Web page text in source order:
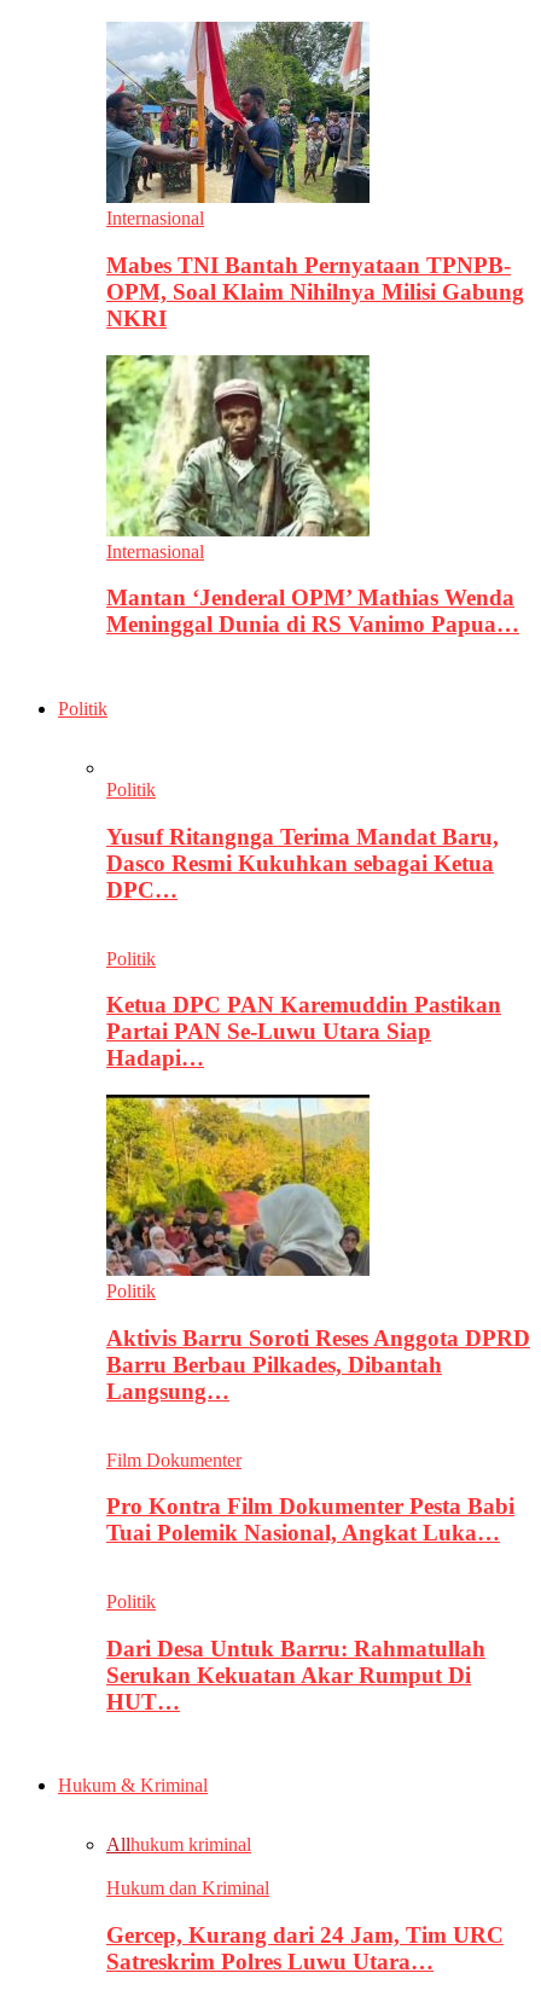
Internasional
Mabes TNI Bantah Pernyataan TPNPB-
OPM, Soal Klaim Nihilnya Milisi Gabung
NKRI
Internasional
Mantan ‘Jenderal OPM’ Mathias Wenda
Meninggal Dunia di RS Vanimo Papua…
Politik
Politik
Yusuf Ritangnga Terima Mandat Baru,
Dasco Resmi Kukuhkan sebagai Ketua
DPC…
Politik
Ketua DPC PAN Karemuddin Pastikan
Partai PAN Se-Luwu Utara Siap
Hadapi…
Politik
Aktivis Barru Soroti Reses Anggota DPRD
Barru Berbau Pilkades, Dibantah
Langsung…
Film Dokumenter
Pro Kontra Film Dokumenter Pesta Babi
Tuai Polemik Nasional, Angkat Luka…
Politik
Dari Desa Untuk Barru: Rahmatullah
Serukan Kekuatan Akar Rumput Di
HUT…
Hukum & Kriminal
Allhukum kriminal
Hukum dan Kriminal
Gercep, Kurang dari 24 Jam, Tim URC
Satreskrim Polres Luwu Utara…